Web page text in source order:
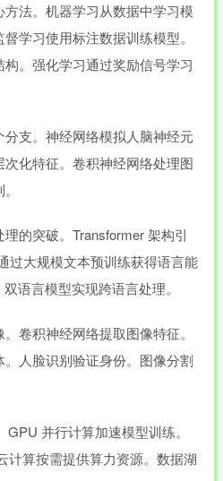
法。机器学习从数据中学习模
学习使用标注数据训练模型。
。强化学习通过奖励信号学习
支。神经网络模拟人脑神经元
化特征。卷积神经网络处理图
的突破。Transformer 架构引
过大规模文本预训练获得语言能
语言模型实现跨语言处理。
卷积神经网络提取图像特征。
人脸识别验证身份。图像分割
并行计算加速模型训练。
计算按需提供算力资源。数据湖